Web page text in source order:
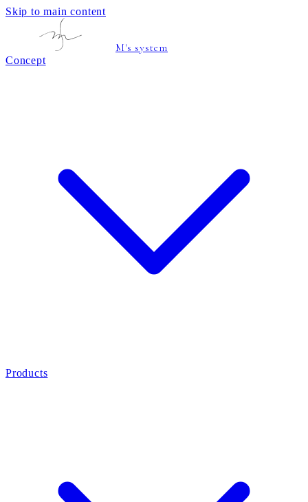
Skip to main content
M's system
Concept
Products